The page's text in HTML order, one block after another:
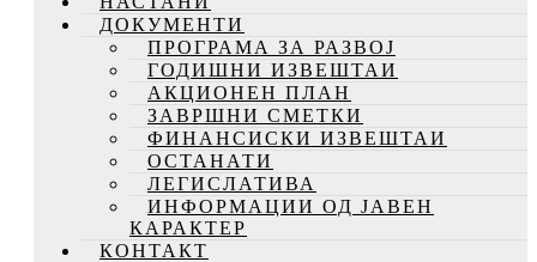
ДОКУМЕНТИ
ПРОГРАМА ЗА РАЗВОЈ
ГОДИШНИ ИЗВЕШТАИ
АКЦИОНЕН ПЛАН
ЗАВРШНИ СМЕТКИ
ФИНАНСИСКИ ИЗВЕШТАИ
ОСТАНАТИ
ЛЕГИСЛАТИВА
ИНФОРМАЦИИ ОД ЈАВЕН
КАРАКТЕР
КОНТАКТ